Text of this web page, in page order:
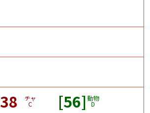
38 チャ
C [56] 動物
D